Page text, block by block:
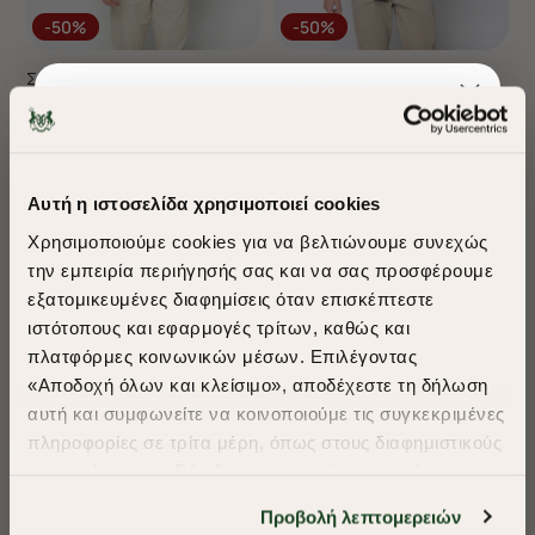
Αυτή η ιστοσελίδα χρησιμοποιεί cookies
Χρησιμοποιούμε cookies για να βελτιώνουμε συνεχώς
την εμπειρία περιήγησής σας και να σας προσφέρουμε
εξατομικευμένες διαφημίσεις όταν επισκέπτεστε
ιστότοπους και εφαρμογές τρίτων, καθώς και
πλατφόρμες κοινωνικών μέσων. Επιλέγοντας
«Αποδοχή όλων και κλείσιμο», αποδέχεστε τη δήλωση
αυτή και συμφωνείτε να κοινοποιούμε τις συγκεκριμένες
πληροφορίες σε τρίτα μέρη, όπως στους διαφημιστικούς
απαιτούμενα cookies» και θα περιοριστούμε
Προβολή λεπτομερειών
-50%
ΣΑΚΑΚΙ DOBBY
€255,00
Best Seller
-50%
ΣΑΚΑΚΙ DOUBLE BREASTED
-50%
​
A Season of Style
SUMMER SALE